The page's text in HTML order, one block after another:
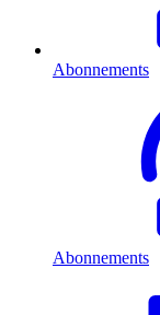
Abonnements
Abonnements